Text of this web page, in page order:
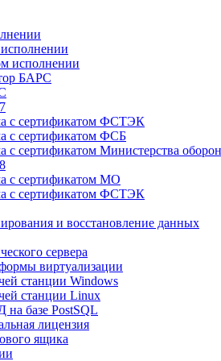
исполнении
БАРС
с сертификатом ФСТЭК
с сертификатом ФСБ
с сертификатом Министерства
с сертификатом МО
с сертификатом ФСТЭК
и восстановление данных
сервера
виртуализации
станции Windows
станции Linux
базе PostSQL
лицензия
ящика